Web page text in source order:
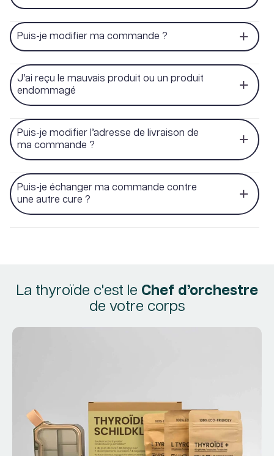
Puis-je modifier ma commande ?
J’ai reçu le mauvais produit ou un produit
endommagé
Puis-je modifier l’adresse de livraison de
ma commande ?
Puis-je échanger ma commande contre
une autre cure ?
La thyroïde c'est le Chef d’orchestre
de votre corps